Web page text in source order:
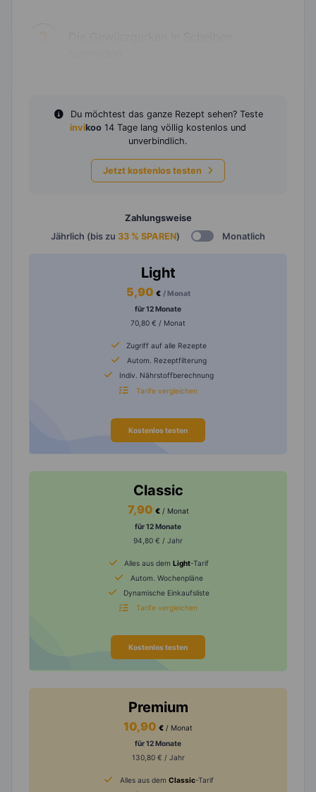
Du möchtest das ganze Rezept sehen? Teste
invikoo 14 Tage lang völlig kostenlos und
unverbindlich.
Jetzt kostenlos testen
Zahlungsweise
Jährlich (bis zu 33 % SPAREN) Monatlich
Light
5,90 € / Monat
für 12 Monate
70,80 € / Monat
Zugriff auf alle Rezepte
Autom. Rezeptfilterung
Indiv. Nährstoffberechnung
Tarife vergleichen
Kostenlos testen
Classic
7,90 € / Monat
für 12 Monate
94,80 € / Jahr
Alles aus dem Light-Tarif
Autom. Wochenpläne
Dynamische Einkaufsliste
Tarife vergleichen
Kostenlos testen
Premium
10,90 € / Monat
für 12 Monate
130,80 € / Jahr
Alles aus dem Classic-Tarif